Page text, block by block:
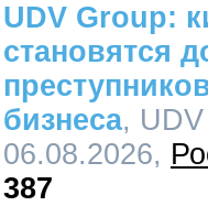
UDV Group:
становятся
бизнеса,
06.08.2026,
387